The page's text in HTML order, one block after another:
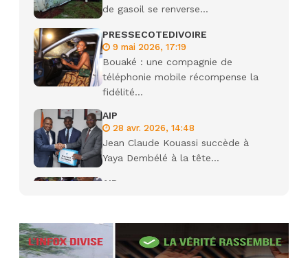
de gasoil se renverse...
PRESSECOTEDIVOIRE
9 mai 2026, 17:19
Bouaké : une compagnie de
téléphonie mobile récompense la
fidélité...
AIP
28 avr. 2026, 14:48
Jean Claude Kouassi succède à
Yaya Dembélé à la tête...
AIP
Camara tué lors d’attaques...